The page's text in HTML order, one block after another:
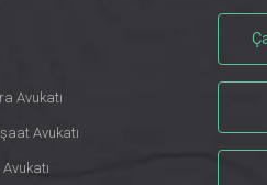
Avukatı
Avukatı
Avukatı